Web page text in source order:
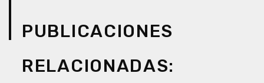
PUBLICACIONES
RELACIONADAS: